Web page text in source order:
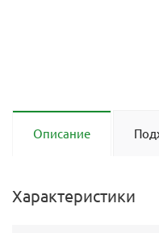
Описание
Характеристики